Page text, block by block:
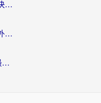
国外玩灌篮高手延迟高怎么解决？海外玩家国服游戏加速终极指南
非人学园加速器超级加速，海外玩家重返国服的通行证
国外用什么加速器玩奇迹MU最好？2026海外玩家国服游戏加速全攻略